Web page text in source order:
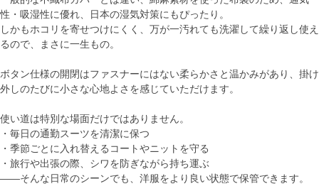
性・吸湿性に優れ、日本の湿気対策にもぴったり。
しかもホコリを寄せつけにくく、万が一汚れても洗濯して繰り返し使え
るので、まさに一生もの。
ボタン仕様の開閉はファスナーにはない柔らかさと温かみがあり、掛け
外しのたびに小さな心地よさを感じていただけます。
使い道は特別な場面だけではありません。
・毎日の通勤スーツを清潔に保つ
・季節ごとに入れ替えるコートやニットを守る
・旅行や出張の際、シワを防ぎながら持ち運ぶ
――そんな日常のシーンでも、洋服をより良い状態で保管できます。